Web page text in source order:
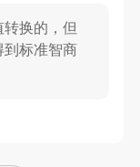
换的，但
到标准智商